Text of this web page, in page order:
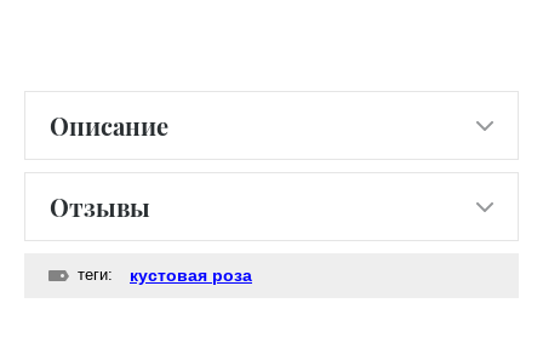
Описание
Отзывы
теги: кустовая роза